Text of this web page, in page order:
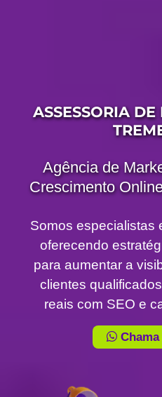
ASSESSORIA
Agência de
Crescimento
Somos especialistas
oferecendo
para aumentar a
clientes
reais com SEO e